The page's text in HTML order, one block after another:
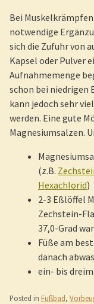
Bei
notwendige
sich die Zufuhr von
Kapsel oder Pulver
Aufnahmemenge
schon bei niedrigen
kann jedoch sehr
werden. Eine gute
Magnesiumsalzen.
(z.B.
Hexachlorid)
2-3 Eßlöffel
Zechstein-
37,0-Grad
Füße am
danach
ein- bis
Posted in Fußbad,